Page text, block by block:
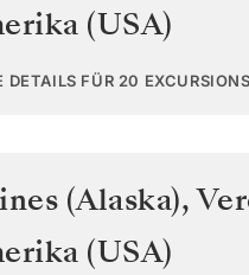
(USA)
DETAILS FÜR 20 EXCURSIONS
(Alaska),
(USA)